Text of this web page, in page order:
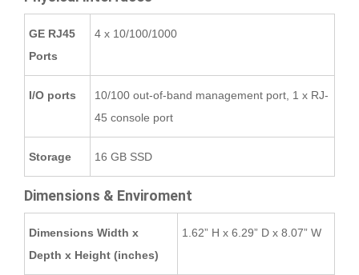
GE RJ45
Ports
4 x 10/100/1000
I/O ports
10/100 out-of-band management port, 1 x RJ-
45 console port
Storage 16 GB SSD
Dimensions & Enviroment
Dimensions Width x
Depth x Height (inches)
1.62” H x 6.29” D x 8.07” W